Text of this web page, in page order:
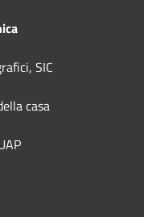
SIC
casa